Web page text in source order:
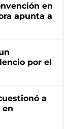
en
apunta a
por el
a
en